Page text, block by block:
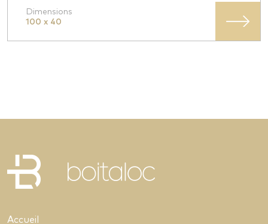
Dimensions
100 x 40
Accueil